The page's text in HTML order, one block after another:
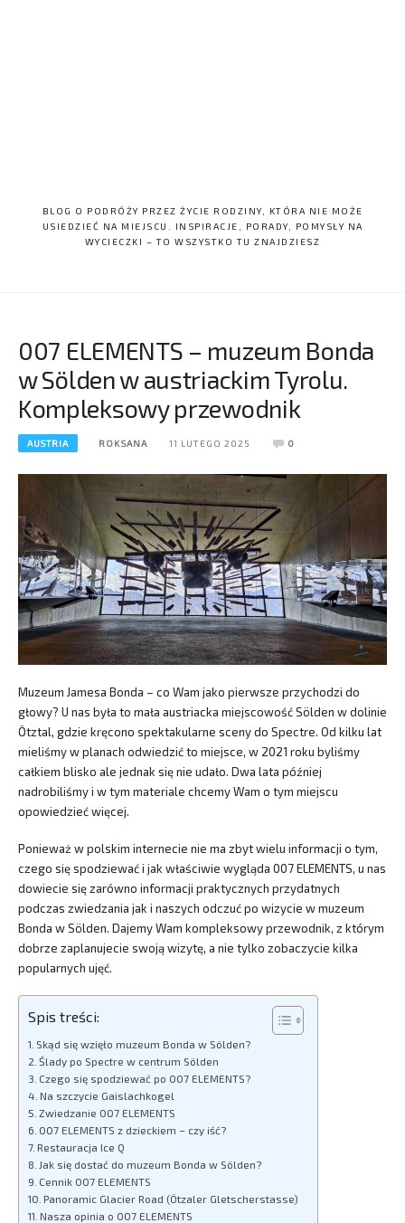
BLOG O PODRÓŻY PRZEZ ŻYCIE RODZINY, KTÓRA NIE MOŻE
USIEDZIEĆ NA MIEJSCU. INSPIRACJE, PORADY, POMYSŁY NA
WYCIECZKI – TO WSZYSTKO TU ZNAJDZIESZ
007 ELEMENTS – muzeum Bonda
w Sölden w austriackim Tyrolu.
Kompleksowy przewodnik
AUSTRIA ROKSANA 11 LUTEGO 2025 0
Muzeum Jamesa Bonda – co Wam jako pierwsze przychodzi do
głowy? U nas była to mała austriacka miejscowość Sölden w dolinie
Ötztal, gdzie kręcono spektakularne sceny do Spectre. Od kilku lat
mieliśmy w planach odwiedzić to miejsce, w 2021 roku byliśmy
całkiem blisko ale jednak się nie udało. Dwa lata później
nadrobiliśmy i w tym materiale chcemy Wam o tym miejscu
opowiedzieć więcej.
Ponieważ w polskim internecie nie ma zbyt wielu informacji o tym,
czego się spodziewać i jak właściwie wygląda 007 ELEMENTS, u nas
dowiecie się zarówno informacji praktycznych przydatnych
podczas zwiedzania jak i naszych odczuć po wizycie w muzeum
Bonda w Sölden. Dajemy Wam kompleksowy przewodnik, z którym
dobrze zaplanujecie swoją wizytę, a nie tylko zobaczycie kilka
popularnych ujęć.
Spis treści:
Skąd się wzięło muzeum Bonda w Sölden?
Ślady po Spectre w centrum Sölden
Czego się spodziewać po 007 ELEMENTS?
Na szczycie Gaislachkogel
Zwiedzanie 007 ELEMENTS
007 ELEMENTS z dzieckiem – czy iść?
Restauracja Ice Q
Jak się dostać do muzeum Bonda w Sölden?
Cennik 007 ELEMENTS
Panoramic Glacier Road (Ötzaler Gletscherstasse)
Nasza opinia o 007 ELEMENTS